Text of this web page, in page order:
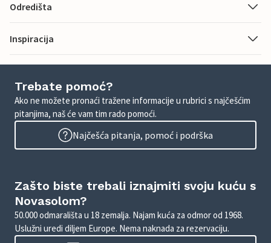
Odredišta
Inspiracija
Trebate pomoć?
Ako ne možete pronaći tražene informacije u rubrici s najčešćim
pitanjima, naš će vam tim rado pomoći.
Najčešća pitanja, pomoć i podrška
Zašto biste trebali iznajmiti svoju kuću s
Novasolom?
50.000 odmarališta u 18 zemalja. Najam kuća za odmor od 1968.
Uslužni uredi diljem Europe. Nema naknada za rezervaciju.